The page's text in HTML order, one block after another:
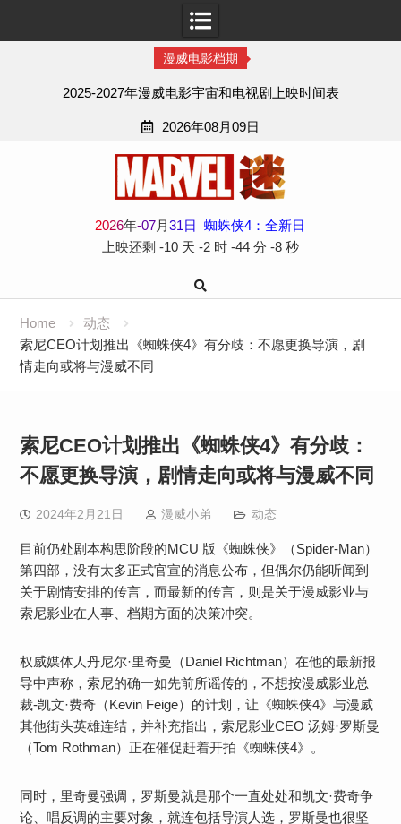
漫威电影档期
2025-2027年漫威电影宇宙和电视剧上映时间表
2026年08月09日
2026年-07月31日
蜘蛛侠4：全新日
上映还剩 -10 天 -2 时 -44 分 -9 秒
Home
动态
索尼CEO计划推出《蜘蛛侠4》有分歧：不愿更换导演，剧
情走向或将与漫威不同
索尼CEO计划推出《蜘蛛侠4》有分歧：
不愿更换导演，剧情走向或将与漫威不同
2024年2月21日 漫威小弟 动态
目前仍处剧本构思阶段的MCU 版《蜘蛛侠》（Spider-Man）
第四部，没有太多正式官宣的消息公布，但偶尔仍能听闻到
关于剧情安排的传言，而最新的传言，则是关于漫威影业与
索尼影业在人事、档期方面的决策冲突。
权威媒体人丹尼尔·里奇曼（Daniel Richtman）在他的最新报
导中声称，索尼的确一如先前所谣传的，不想按漫威影业总
裁-凯文·费奇（Kevin Feige）的计划，让《蜘蛛侠4》与漫威
其他街头英雄连结，并补充指出，索尼影业CEO 汤姆·罗斯曼
（Tom Rothman）正在催促赶着开拍《蜘蛛侠4》。
同时，里奇曼强调，罗斯曼就是那个一直处处和凯文·费奇争
论、唱反调的主要对象，就连包括导演人选，罗斯曼也很坚